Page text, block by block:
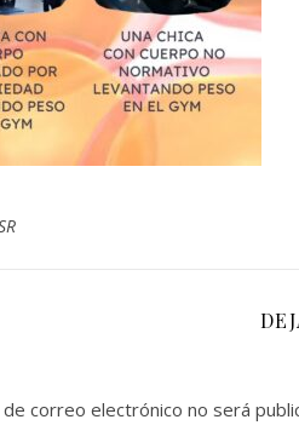
correo electrónico no será